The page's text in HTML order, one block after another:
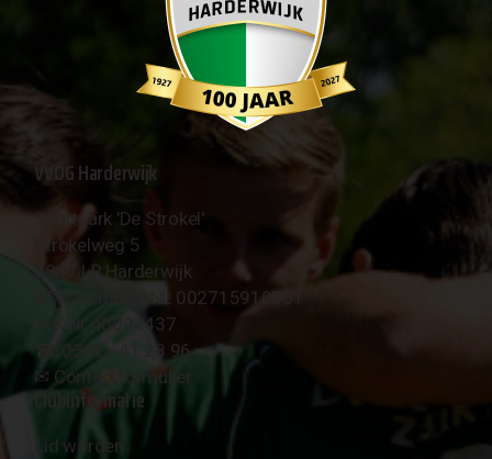
VVOG Harderwijk
Sportpark 'De Strokel'
Strokelweg 5
3847 LR Harderwijk
BTW Nummer NL 002715910B01
KvK Nr 40094437
☎︎ 0341 - 41 28 96
✉︎ Contactformulier
Clubinformatie
Lid worden